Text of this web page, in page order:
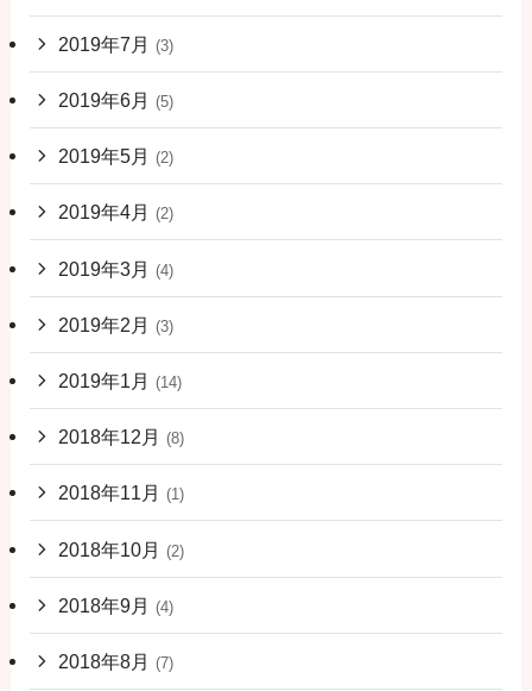
2019年7月 (3)
2019年6月 (5)
2019年5月 (2)
2019年4月 (2)
2019年3月 (4)
2019年2月 (3)
2019年1月 (14)
2018年12月 (8)
2018年11月 (1)
2018年10月 (2)
2018年9月 (4)
2018年8月 (7)